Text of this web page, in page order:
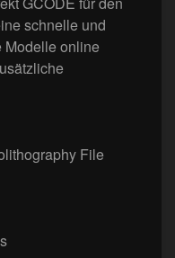
schnelle und
Modelle online
File